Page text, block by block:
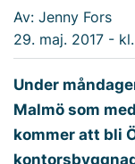
Av: Jenny Fors
29. maj. 2017 -
Under
Malmö som
kommer att bli